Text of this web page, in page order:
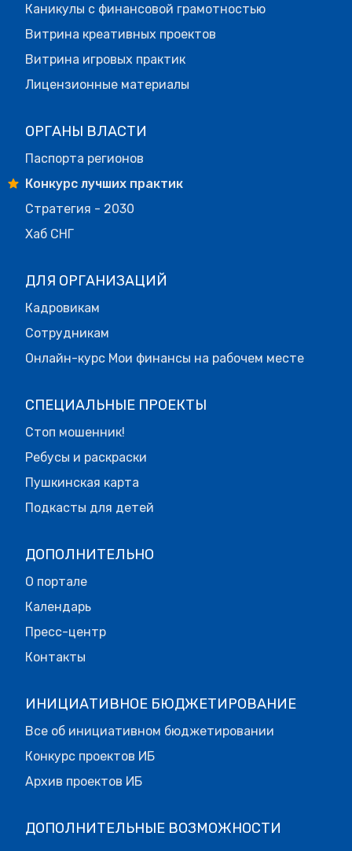
Каникулы с финансовой грамотностью
Витрина креативных проектов
Витрина игровых практик
Лицензионные материалы
ОРГАНЫ ВЛАСТИ
Паспорта регионов
Конкурс лучших практик
Стратегия - 2030
Хаб СНГ
ДЛЯ ОРГАНИЗАЦИЙ
Кадровикам
Сотрудникам
Онлайн-курс Мои финансы на рабочем месте
СПЕЦИАЛЬНЫЕ ПРОЕКТЫ
Стоп мошенник!
Ребусы и раскраски
Пушкинская карта
Подкасты для детей
ДОПОЛНИТЕЛЬНО
О портале
Календарь
Пресс-центр
Контакты
ИНИЦИАТИВНОЕ БЮДЖЕТИРОВАНИЕ
Все об инициативном бюджетировании
Конкурс проектов ИБ
Архив проектов ИБ
ДОПОЛНИТЕЛЬНЫЕ ВОЗМОЖНОСТИ